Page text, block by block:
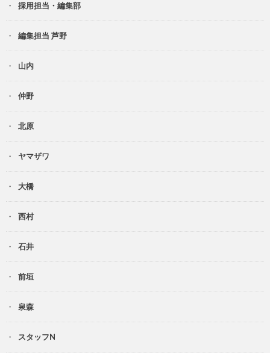
採用担当・編集部
編集担当 芦野
山内
仲野
北原
ヤマザワ
大橋
西村
石井
前垣
泉森
スタッフN